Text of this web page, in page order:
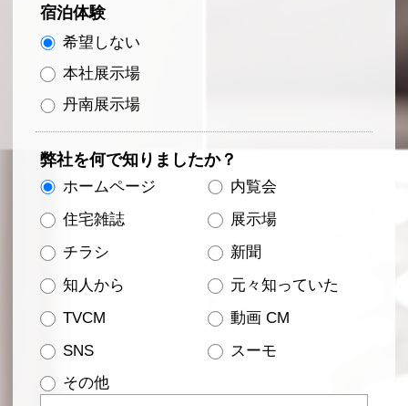
宿泊体験
希望しない
本社展示場
丹南展示場
弊社を何で知りましたか？
ホームページ
内覧会
住宅雑誌
展示場
チラシ
新聞
知人から
元々知っていた
TVCM
動画 CM
SNS
スーモ
その他